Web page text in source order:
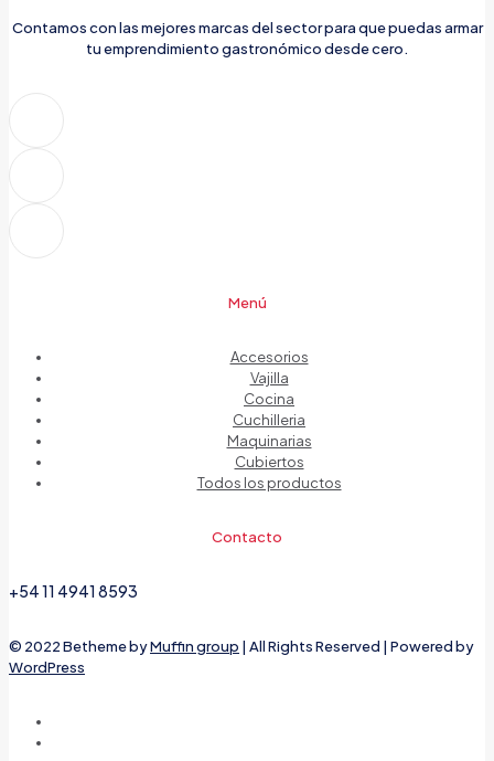
Contamos con las mejores marcas del sector para que puedas armar
tu emprendimiento gastronómico desde cero.
Menú
Accesorios
Vajilla
Cocina
Cuchilleria
Maquinarias
Cubiertos
Todos los productos
Contacto
+54 11 4941 8593
© 2022 Betheme byMuffin group | All Rights Reserved | Powered by
WordPress